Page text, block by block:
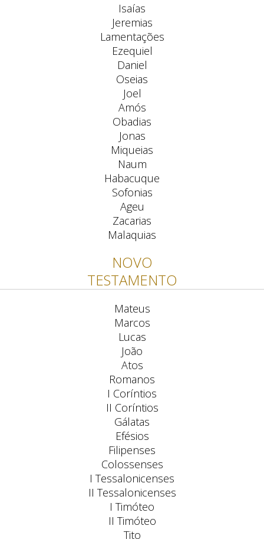
Isaías
Jeremias
Lamentações
Ezequiel
Daniel
Oseias
Joel
Amós
Obadias
Jonas
Miqueias
Naum
Habacuque
Sofonias
Ageu
Zacarias
Malaquias
NOVO
TESTAMENTO
Mateus
Marcos
Lucas
João
Atos
Romanos
I Coríntios
II Coríntios
Gálatas
Efésios
Filipenses
Colossenses
I Tessalonicenses
II Tessalonicenses
I Timóteo
II Timóteo
Tito